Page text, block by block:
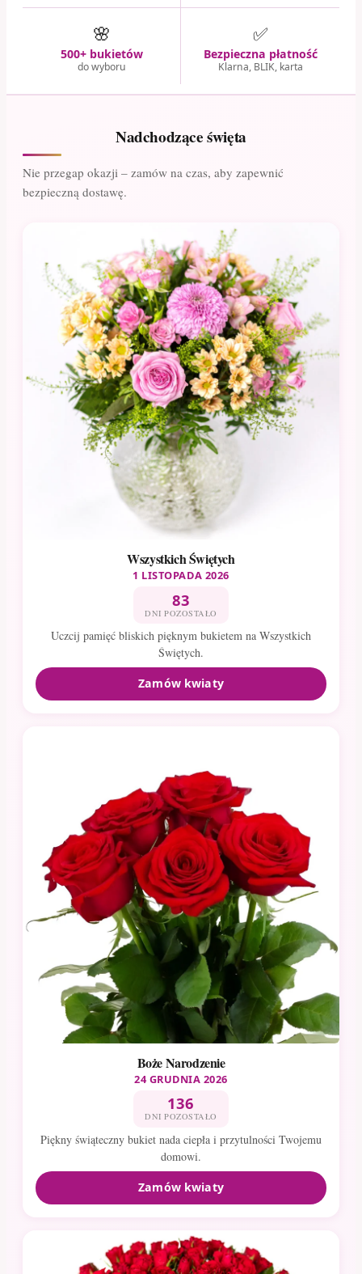
🌸
500+ bukietów
do wyboru
✅
Bezpieczna płatność
Klarna, BLIK, karta
Nadchodzące święta
Nie przegap okazji – zamów na czas, aby zapewnić
bezpieczną dostawę.
Wszystkich Świętych
1 LISTOPADA 2026
83
DNI POZOSTAŁO
Uczcij pamięć bliskich pięknym bukietem na Wszystkich
Świętych.
Zamów kwiaty
Boże Narodzenie
24 GRUDNIA 2026
136
DNI POZOSTAŁO
Piękny świąteczny bukiet nada ciepła i przytulności Twojemu
domowi.
Zamów kwiaty